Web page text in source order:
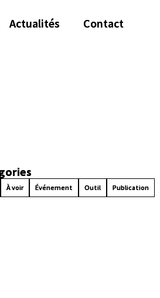
Actualités Contact
À voir Événement Outil Publication